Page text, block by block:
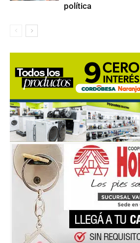
política